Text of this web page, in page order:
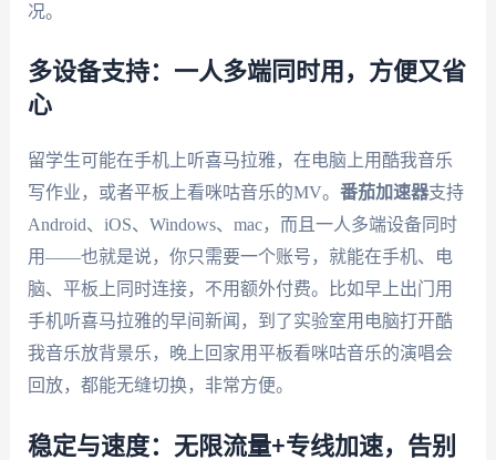
况。
多设备支持：一人多端同时用，方便又省
心
留学生可能在手机上听喜马拉雅，在电脑上用酷我音乐
写作业，或者平板上看咪咕音乐的MV。 番茄加速器支持
Android、iOS、Windows、mac，而且一人多端设备同时
用——也就是说，你只需要一个账号，就能在手机、电
脑、平板上同时连接，不用额外付费。比如早上出门用
手机听喜马拉雅的早间新闻，到了实验室用电脑打开酷
我音乐放背景乐，晚上回家用平板看咪咕音乐的演唱会
回放，都能无缝切换，非常方便。
稳定与速度：无限流量+专线加速，告别